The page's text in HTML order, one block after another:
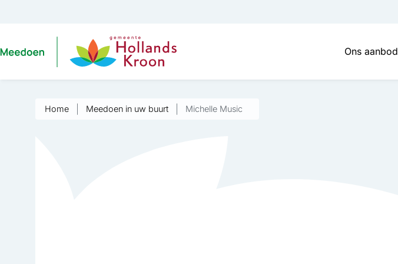
Ons aanbod
Home Meedoen in uw buurt Michelle Music